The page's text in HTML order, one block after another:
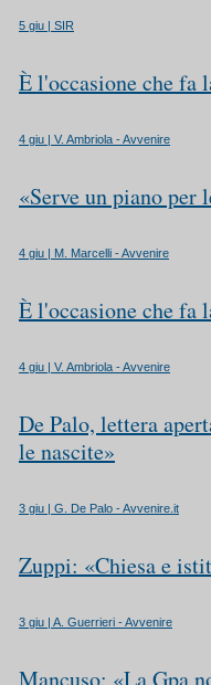
5 giu | SIR
È l'occasione che fa
4 giu | V. Ambriola - Avvenire
«Serve un piano per
4 giu | M. Marcelli - Avvenire
È l'occasione che fa
4 giu | V. Ambriola - Avvenire
De Palo, lettera
le nascite»
3 giu | G. De Palo - Avvenire.it
Zuppi: «Chiesa e
3 giu | A. Guerrieri - Avvenire
Mancuso: «La Gpa